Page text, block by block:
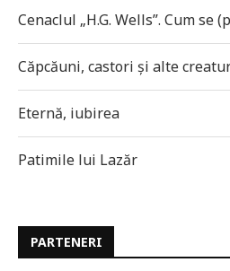
Cenaclul „H.G. Wells”. Cum se
Căpcăuni, castori și alte
Eternă, iubirea
Patimile lui Lazăr
PARTENERI